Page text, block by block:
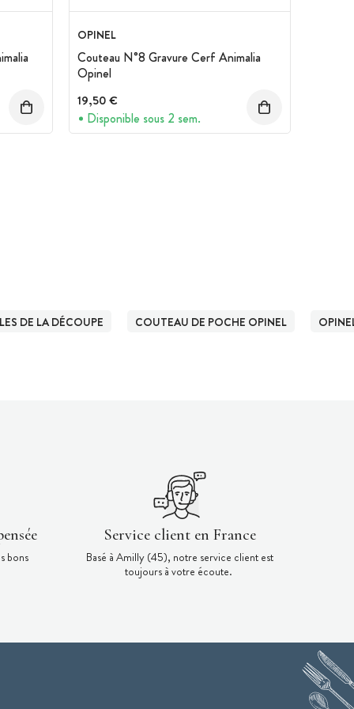
OPINEL
Couteau N°8 Gravure Cerf Animalia
Opinel
19,50 €
Disponible sous 2 sem.
DE LA DÉCOUPE COUTEAU DE POCHE OPINEL
bons
Service client en France
Basé à Amilly (45), notre service client est
toujours à votre écoute.